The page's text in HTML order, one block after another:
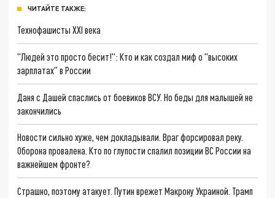
ЧИТАЙТЕ ТАКЖЕ:
Технофашисты XXI века
"Людей это просто бесит!": Кто и как создал миф о "высоких
зарплатах" в России
Даня с Дашей спаслись от боевиков ВСУ. Но беды для малышей не
закончились
Новости сильно хуже, чем докладывали. Враг форсировал реку.
Оборона провалена. Кто по глупости спалил позиции ВС России на
важнейшем фронте?
Страшно, поэтому атакует. Путин врежет Макрону Украиной. Трамп